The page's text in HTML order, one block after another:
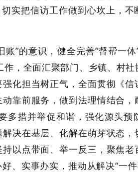
实把信访工作做到心坎上，不
账”的意识，健全完善“督帮一
，全面汇聚部门、乡镇、村社
化担当树正气，全面贯彻《信
靠前服务，做到法理情结合，
多措并举促和谐，强化源头预
决在基层、化解在萌芽状态，
以点带面、举一反三，聚焦老
、实事办实，推动从解决“一件